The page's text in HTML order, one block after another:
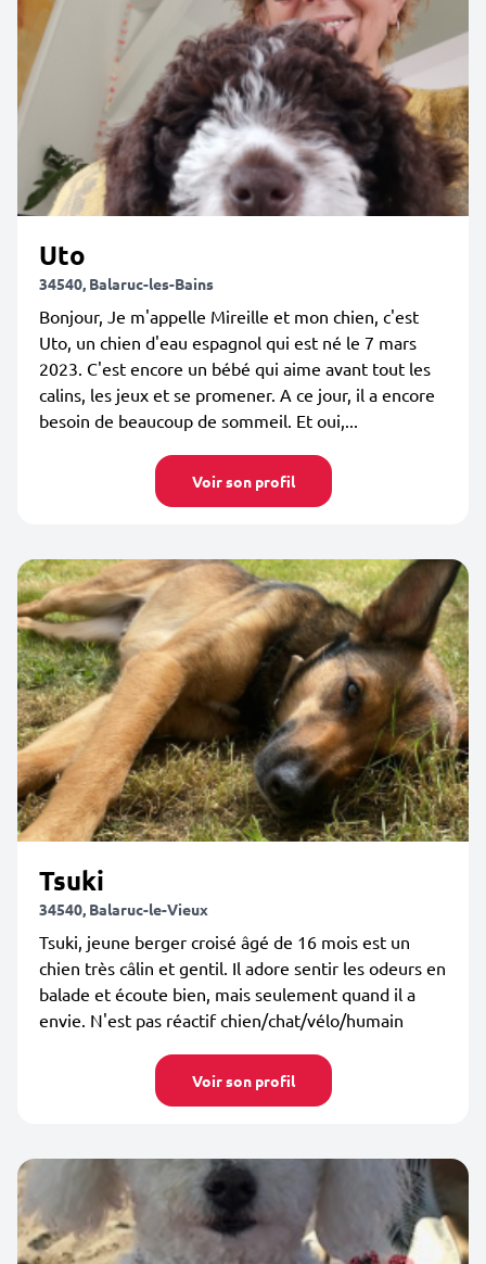
Uto
34540, Balaruc-les-Bains
Bonjour, Je m'appelle Mireille et mon chien, c'est
Uto, un chien d'eau espagnol qui est né le 7 mars
2023. C'est encore un bébé qui aime avant tout les
calins, les jeux et se promener. A ce jour, il a encore
besoin de beaucoup de sommeil. Et oui,...
Voir son profil
Tsuki
34540, Balaruc-le-Vieux
Tsuki, jeune berger croisé âgé de 16 mois est un
chien très câlin et gentil. Il adore sentir les odeurs en
balade et écoute bien, mais seulement quand il a
envie. N'est pas réactif chien/chat/vélo/humain
Voir son profil